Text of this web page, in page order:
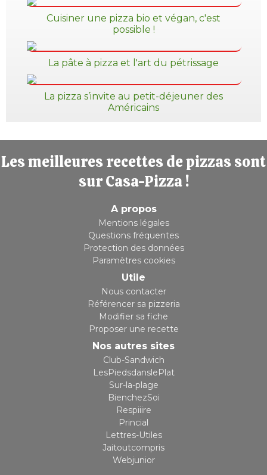
Cuisiner une pizza bio et végan, c'est
possible !
La pâte à pizza et l'art du pétrissage
La pizza s’invite au petit-déjeuner des
Américains
Les meilleures recettes de pizzas sont
sur Casa-Pizza !
A propos
Mentions légales
Questions fréquentes
Protection des données
Paramètres cookies
Utile
Nous contacter
Référencer sa pizzeria
Modifier sa fiche
Proposer une recette
Nos autres sites
Club-Sandwich
LesPiedsdanslePlat
Sur-la-plage
BienchezSoi
Respiiire
Princial
Lettres-Utiles
Jaitoutcompris
Webjunior